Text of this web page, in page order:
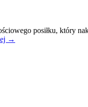
posiłku, który
→